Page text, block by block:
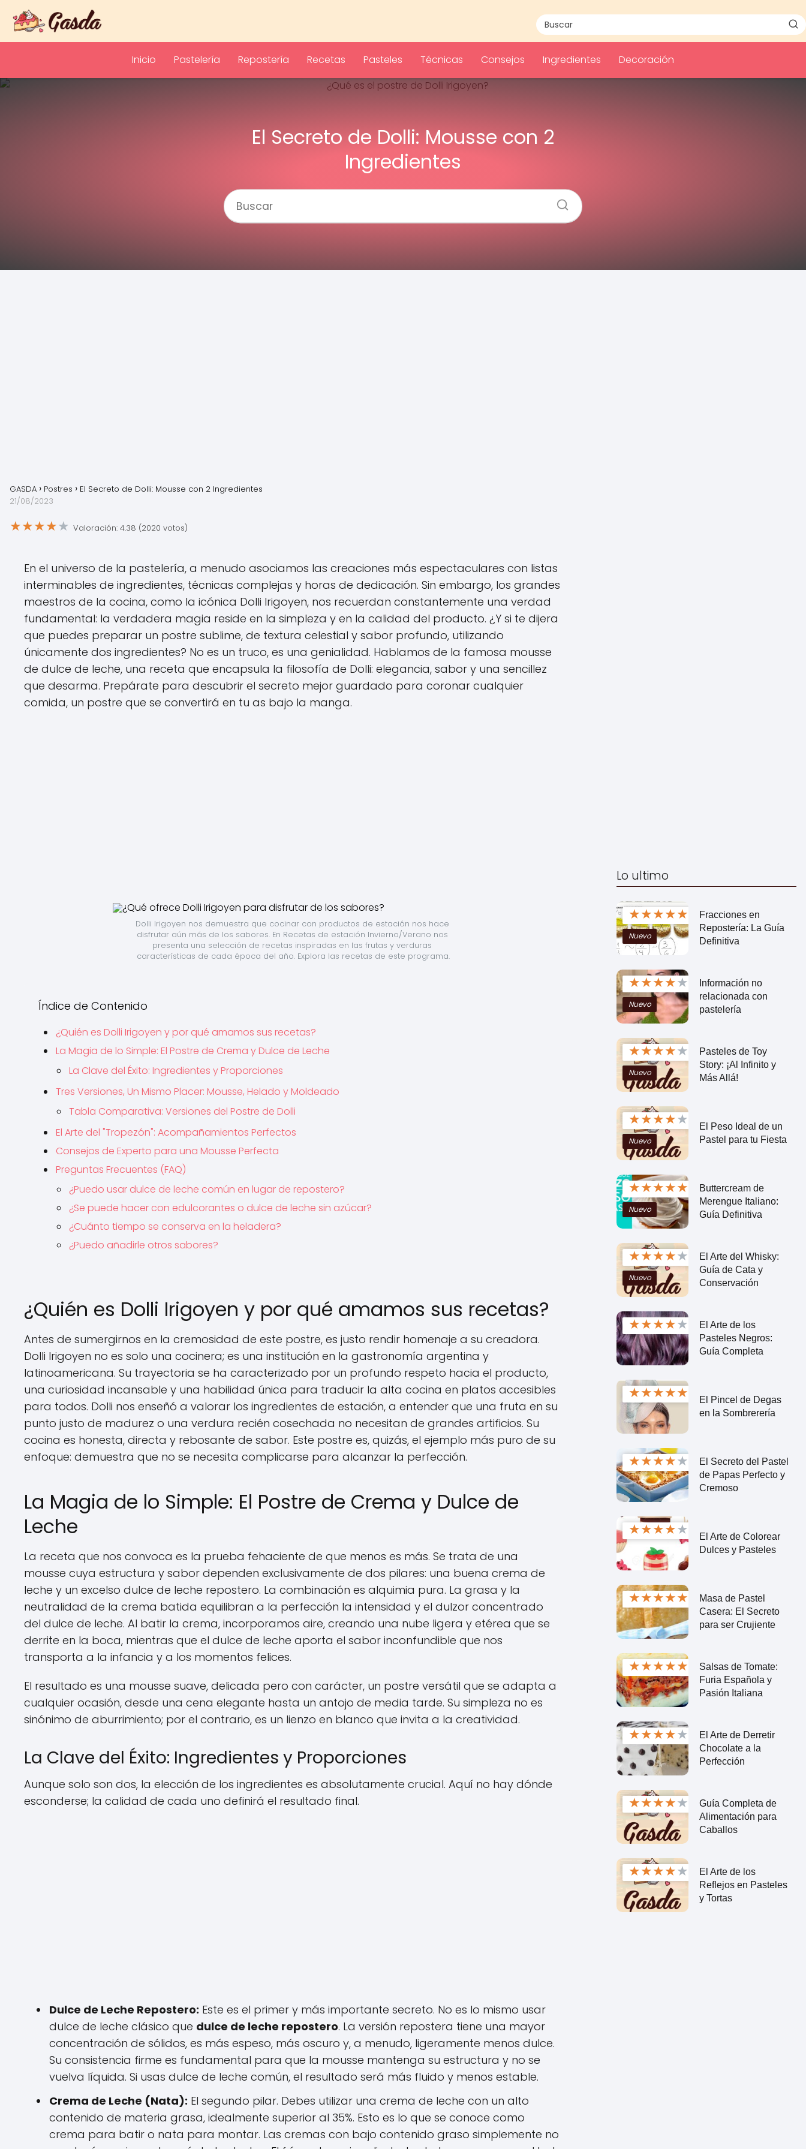
Inicio Pastelería Repostería Recetas Pasteles Técnicas Consejos Ingredientes Decoración
El Secreto de Dolli: Mousse con 2
Ingredientes
GASDA Postres
El Secreto de Dolli: Mousse con 2 Ingredientes
21/08/2023
★★★★★ Valoración: 4.38 (2020 votos)
En el universo de la pastelería, a menudo asociamos las creaciones más espectaculares con listas
interminables de ingredientes, técnicas complejas y horas de dedicación. Sin embargo, los grandes
maestros de la cocina, como la icónica Dolli Irigoyen, nos recuerdan constantemente una verdad
fundamental: la verdadera magia reside en la simpleza y en la calidad del producto. ¿Y si te dijera
que puedes preparar un postre sublime, de textura celestial y sabor profundo, utilizando
únicamente dos ingredientes? No es un truco, es una genialidad. Hablamos de la famosa mousse
de dulce de leche, una receta que encapsula la filosofía de Dolli: elegancia, sabor y una sencillez
que desarma. Prepárate para descubrir el secreto mejor guardado para coronar cualquier
comida, un postre que se convertirá en tu as bajo la manga.
Dolli Irigoyen nos demuestra que cocinar con productos de estación nos hace
disfrutar aún más de los sabores. En Recetas de estación Invierno/Verano nos
presenta una selección de recetas inspiradas en las frutas y verduras
características de cada época del año. Explora las recetas de este programa.
Índice de Contenido
¿Quién es Dolli Irigoyen y por qué amamos sus recetas?
La Magia de lo Simple: El Postre de Crema y Dulce de Leche
La Clave del Éxito: Ingredientes y Proporciones
Tres Versiones, Un Mismo Placer: Mousse, Helado y Moldeado
Tabla Comparativa: Versiones del Postre de Dolli
El Arte del "Tropezón": Acompañamientos Perfectos
Consejos de Experto para una Mousse Perfecta
Preguntas Frecuentes (FAQ)
¿Puedo usar dulce de leche común en lugar de repostero?
¿Se puede hacer con edulcorantes o dulce de leche sin azúcar?
¿Cuánto tiempo se conserva en la heladera?
¿Puedo añadirle otros sabores?
¿Quién es Dolli Irigoyen y por qué amamos sus recetas?
Antes de sumergirnos en la cremosidad de este postre, es justo rendir homenaje a su creadora.
Dolli Irigoyen no es solo una cocinera; es una institución en la gastronomía argentina y
latinoamericana. Su trayectoria se ha caracterizado por un profundo respeto hacia el producto,
una curiosidad incansable y una habilidad única para traducir la alta cocina en platos accesibles
para todos. Dolli nos enseñó a valorar los ingredientes de estación, a entender que una fruta en su
punto justo de madurez o una verdura recién cosechada no necesitan de grandes artificios. Su
cocina es honesta, directa y rebosante de sabor. Este postre es, quizás, el ejemplo más puro de su
enfoque: demuestra que no se necesita complicarse para alcanzar la perfección.
La Magia de lo Simple: El Postre de Crema y Dulce de
Leche
La receta que nos convoca es la prueba fehaciente de que menos es más. Se trata de una
mousse cuya estructura y sabor dependen exclusivamente de dos pilares: una buena crema de
leche y un excelso dulce de leche repostero. La combinación es alquimia pura. La grasa y la
neutralidad de la crema batida equilibran a la perfección la intensidad y el dulzor concentrado
del dulce de leche. Al batir la crema, incorporamos aire, creando una nube ligera y etérea que se
derrite en la boca, mientras que el dulce de leche aporta el sabor inconfundible que nos
transporta a la infancia y a los momentos felices.
El resultado es una mousse suave, delicada pero con carácter, un postre versátil que se adapta a
cualquier ocasión, desde una cena elegante hasta un antojo de media tarde. Su simpleza no es
sinónimo de aburrimiento; por el contrario, es un lienzo en blanco que invita a la creatividad.
La Clave del Éxito: Ingredientes y Proporciones
Aunque solo son dos, la elección de los ingredientes es absolutamente crucial. Aquí no hay dónde
esconderse; la calidad de cada uno definirá el resultado final.
Dulce de Leche Repostero: Este es el primer y más importante secreto. No es lo mismo usar
dulce de leche clásico que dulce de leche repostero. La versión repostera tiene una mayor
concentración de sólidos, es más espeso, más oscuro y, a menudo, ligeramente menos dulce.
Su consistencia firme es fundamental para que la mousse mantenga su estructura y no se
vuelva líquida. Si usas dulce de leche común, el resultado será más fluido y menos estable.
Crema de Leche (Nata): El segundo pilar. Debes utilizar una crema de leche con un alto
contenido de materia grasa, idealmente superior al 35%. Esto es lo que se conoce como
crema para batir o nata para montar. Las cremas con bajo contenido graso simplemente no
Lo ultimo
★★★★★
Nuevo
Fracciones en
Repostería: La Guía
Definitiva
★★★★★
Nuevo
Información no
relacionada con
pastelería
★★★★★
Nuevo
Pasteles de Toy
Story: ¡Al Infinito y
Más Allá!
★★★★★
Nuevo
El Peso Ideal de un
Pastel para tu Fiesta
★★★★★
Nuevo
Buttercream de
Merengue Italiano:
Guía Definitiva
★★★★★
Nuevo
El Arte del Whisky:
Guía de Cata y
Conservación
★★★★★
El Arte de los
Pasteles Negros:
Guía Completa
★★★★★
El Pincel de Degas
en la Sombrerería
★★★★★
El Secreto del Pastel
de Papas Perfecto y
Cremoso
★★★★★
El Arte de Colorear
Dulces y Pasteles
★★★★★
Masa de Pastel
Casera: El Secreto
para ser Crujiente
★★★★★
Salsas de Tomate:
Furia Española y
Pasión Italiana
★★★★★
El Arte de Derretir
Chocolate a la
Perfección
★★★★★
Guía Completa de
Alimentación para
Caballos
★★★★★
El Arte de los
Reflejos en Pasteles
y Tortas